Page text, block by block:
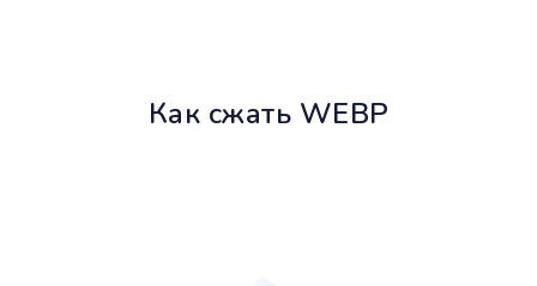
Как сжать WEBP